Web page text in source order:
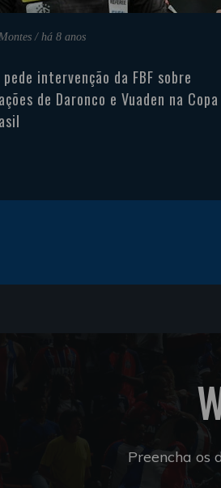
/ há 8 anos
pede intervenção da FBF sobre
de Daronco e Vuaden na Copa
Preencha os